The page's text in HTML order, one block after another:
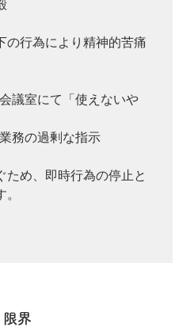
の行為により精神的苦痛
議室にて「使えないや
務の過剰な指示
ため、即時行為の停止と
限界